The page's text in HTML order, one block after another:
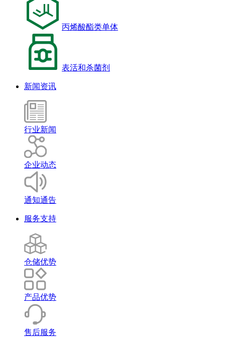
丙烯酸酯类单体
表活和杀菌剂
新闻资讯
行业新闻
企业动态
通知通告
服务支持
仓储优势
产品优势
售后服务